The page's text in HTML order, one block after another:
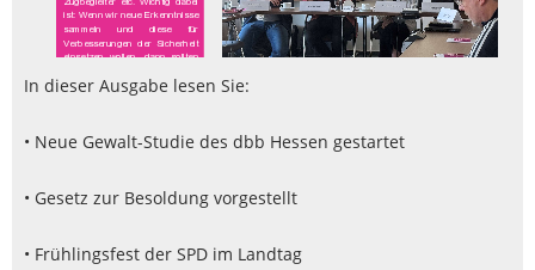
In dieser Ausgabe lesen Sie:
• Neue Gewalt-Studie des dbb Hessen gestartet
• Gesetz zur Besoldung vorgestellt
• Frühlingsfest der SPD im Landtag